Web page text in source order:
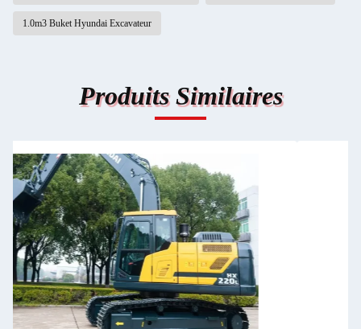
1.0m3 Buket Hyundai Excavateur
Produits Similaires